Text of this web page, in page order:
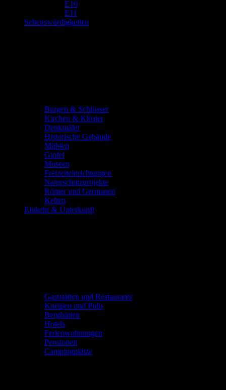
E10
E11
Sehenswürdigkeiten
Burgen & Schlösser
Kirchen & Klöster
Denkmäler
Historische Gebäude
Mühlen
Gipfel
Museen
Freizeiteinrichtungen
Naturschutzprojekte
Römer und Germanen
Kelten
Einkehr & Unterkunft
Gaststätten und Restaurants
Kneipen und Pubs
Berghütten
Hotels
Ferienwohnungen
Pensionen
Campingplätze